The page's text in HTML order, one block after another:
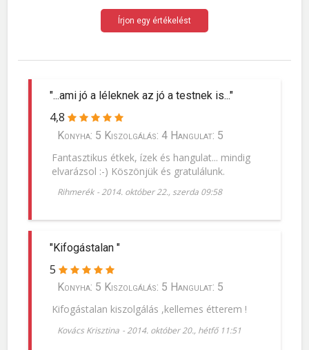
Írjon egy értékelést
"...ami jó a léleknek az jó a testnek is..."
4,8
Konyha: 5 Kiszolgálás: 4 Hangulat: 5
Fantasztikus étkek, ízek és hangulat... mindig
elvarázsol :-) Köszönjük és gratulálunk.
Rihmerék -2014. október 22., szerda 09:58
"Kifogástalan "
5
Konyha: 5 Kiszolgálás: 5 Hangulat: 5
Kifogástalan kiszolgálás ,kellemes étterem !
Kovács Krisztina -2014. október 20., hétfő 11:51